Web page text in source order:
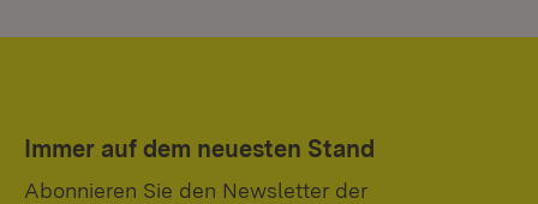
Immer auf dem neuesten Stand
Abonnieren Sie den Newsletter der